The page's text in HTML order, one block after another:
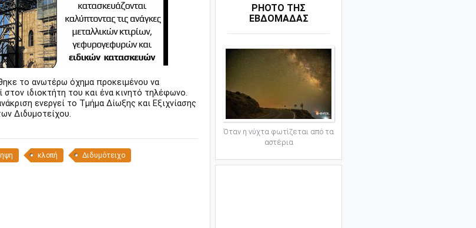
το ανωτέρω όχημα προκειμένου να
στον ιδιοκτήτη του και ένα κινητό τηλέφωνο.
ενεργεί το Τμήμα Δίωξης και Εξιχνίασης
Διδυμοτείχου.
κλοπή Διδυμότειχο
PHOTO ΤΗΣ
ΕΒΔΟΜΑΔΑΣ
Όταν η νύχτα φωτίζεται από τα
αστέρια